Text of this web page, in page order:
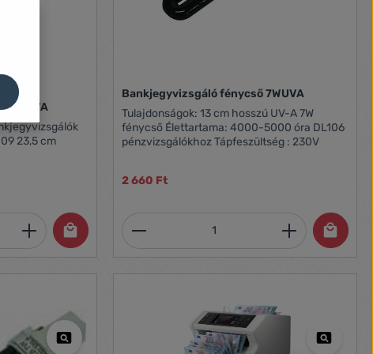
vagy használja a gombokat a
Bankjegyvizsgáló fénycső 11WUVA
Adja meg a kívánt mennyiséget, vagy
Bankjegyvizsgáló fénycső 7WUVA
Tulajdonságok: 13 cm hosszú UV-A 7W
fénycső Élettartama: 4000-5000 óra DL106
pénzvizsgálókhoz Tápfeszültség : 230V
2 660 Ft
Termékmennyiség: Adja